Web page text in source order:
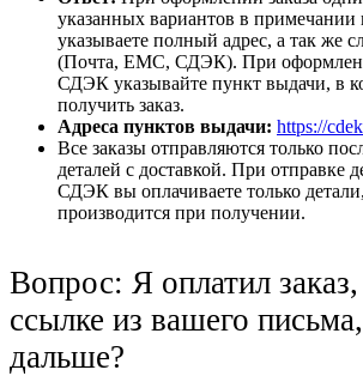
указанных вариантов в примечании
указываете полный адрес, а так же
(Почта, ЕМС, СДЭК). При
СДЭК указывайте пункт выдачи, в
получить заказ.
Адреса пунктов выдачи: https://
Все заказы отправляются только
деталей с доставкой. При отправке
СДЭК вы оплачиваете только
производится при получении.
Вопрос: Я оплатил
ссылке из вашего
дальше?